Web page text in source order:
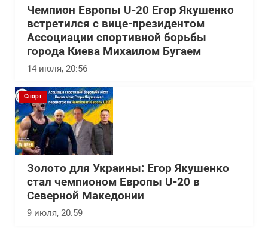
Чемпион Европы U-20 Егор Якушенко
встретился с вице-президентом
Ассоциации спортивной борьбы
города Киева Михаилом Бугаем
14 июля, 20:56
Спорт
Золото для Украины: Егор Якушенко
стал чемпионом Европы U-20 в
Северной Македонии
9 июля, 20:59